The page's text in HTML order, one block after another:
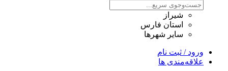
شیراز
استان فارس
سایر شهرها
ورود / ثبت نام
علاقه‌مندی ها